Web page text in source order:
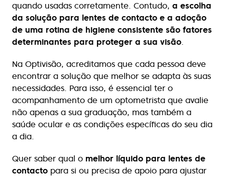
quando usadas corretamente. Contudo, a escolha
da solução para lentes de contacto e a adoção
de uma rotina de higiene consistente são fatores
determinantes para proteger a sua visão.
Na Optivisão, acreditamos que cada pessoa deve
encontrar a solução que melhor se adapta às suas
necessidades. Para isso, é essencial ter o
acompanhamento de um optometrista que avalie
não apenas a sua graduação, mas também a
saúde ocular e as condições específicas do seu dia
a dia.
Quer saber qual o melhor líquido para lentes de
contacto para si ou precisa de apoio para ajustar